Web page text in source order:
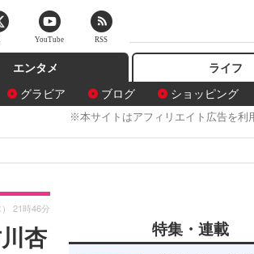
エンタメ
グラビア ブログ ショッピング
ライフ
※本サイトはアフィリエイト広告を利
杏
21時46分
特集・連載
YouTube RSS